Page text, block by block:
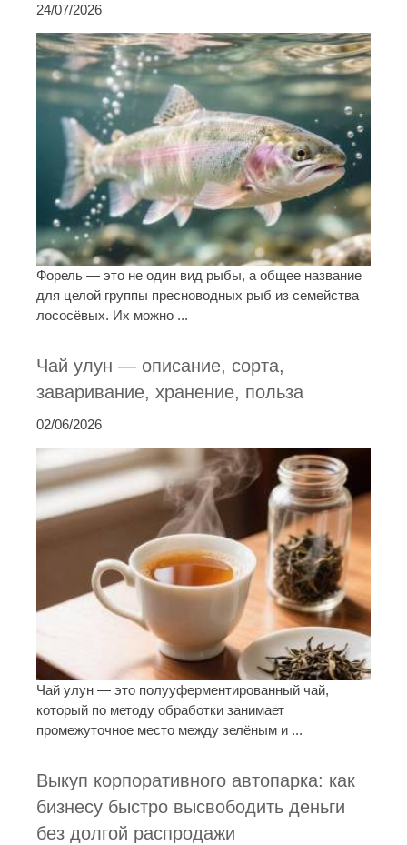
24/07/2026
Форель — это не один вид рыбы, а общее название
для целой группы пресноводных рыб из семейства
лососёвых. Их можно ...
Чай улун — описание, сорта,
заваривание, хранение, польза
02/06/2026
Чай улун — это полууферментированный чай,
который по методу обработки занимает
промежуточное место между зелёным и ...
Выкуп корпоративного автопарка: как
бизнесу быстро высвободить деньги
без долгой распродажи